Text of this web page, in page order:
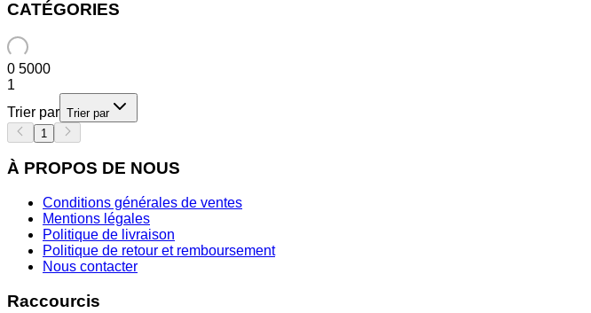
CATÉGORIES
0 5000
1
Trier par Trier par
1
À PROPOS DE NOUS
Conditions générales de ventes
Mentions légales
Politique de livraison
Politique de retour et remboursement
Nous contacter
Raccourcis